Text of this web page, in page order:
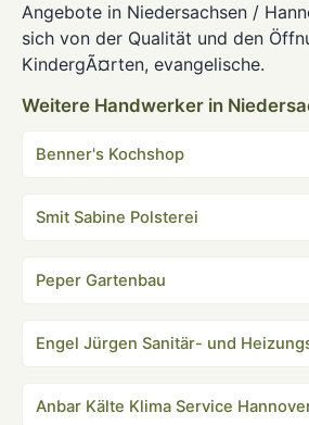
Angebote in Niedersachsen /
sich von der Qualität und den
KindergÃ¤rten, evangelische.
Weitere Handwerker in
Benner's Kochshop
Smit Sabine Polsterei
Peper Gartenbau
Engel Jürgen Sanitär- und
Anbar Kälte Klima Service